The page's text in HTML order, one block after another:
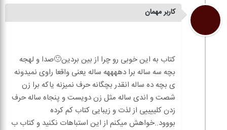
کاربر مهمان
کتاب به این خوبی رو چرا از بین بردین🙁صدا و لهجه
بچه سه ساله برا دههههه ساله یعنی واقعا راوی نمیدونه
ی بچه ده ساله انقدر بچگانه حرف نمیزنه یاکه برا زن
شصت و اندی ساله مثل زن دویست و پنجاه ساله حرف
زدن کلییییی از لذت و زیبایی کتاب کم کرده
بووود..خواهش میکنم از این استباهات نکنید و کتاب ب